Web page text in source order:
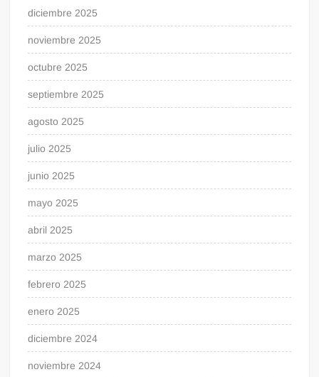
diciembre 2025
noviembre 2025
octubre 2025
septiembre 2025
agosto 2025
julio 2025
junio 2025
mayo 2025
abril 2025
marzo 2025
febrero 2025
enero 2025
diciembre 2024
noviembre 2024